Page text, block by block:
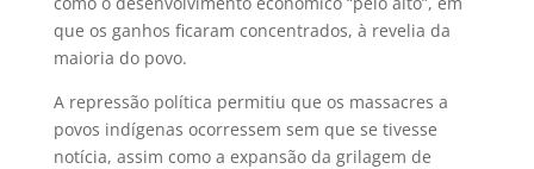
que os ganhos ficaram concentrados, à revelia da
maioria do povo.
A repressão política permitiu que os massacres a
povos indígenas ocorressem sem que se tivesse
notícia, assim como a expansão da grilagem de